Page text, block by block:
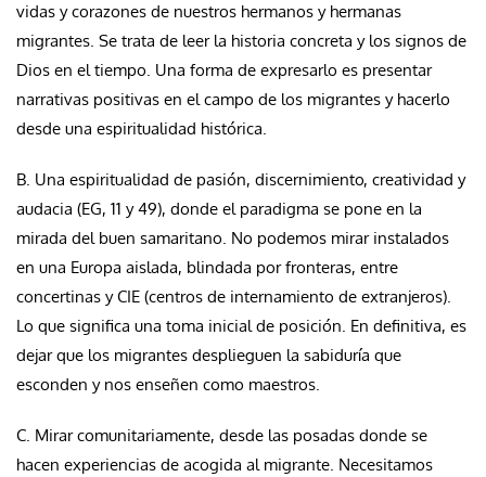
vidas y corazones de nuestros hermanos y hermanas
migrantes. Se trata de leer la historia concreta y los signos de
Dios en el tiempo. Una forma de expresarlo es presentar
narrativas positivas en el campo de los migrantes y hacerlo
desde una espiritualidad histórica.
B. Una espiritualidad de pasión, discernimiento, creatividad y
audacia (EG, 11 y 49), donde el paradigma se pone en la
mirada del buen samaritano. No podemos mirar instalados
en una Europa aislada, blindada por fronteras, entre
concertinas y CIE (centros de internamiento de extranjeros).
Lo que significa una toma inicial de posición. En definitiva, es
dejar que los migrantes desplieguen la sabiduría que
esconden y nos enseñen como maestros.
C. Mirar comunitariamente, desde las posadas donde se
hacen experiencias de acogida al migrante. Necesitamos